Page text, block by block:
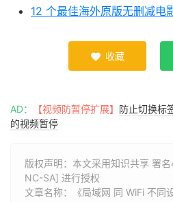
12 个最佳海外原版无删减电
 收藏
AD： 【视频防暂停扩展】 防止切换标
的视频暂停
版权声明：本文采用知识共享 署
NC-SA] 进行授权
文章名称：《局域网 同 WiFi 不同